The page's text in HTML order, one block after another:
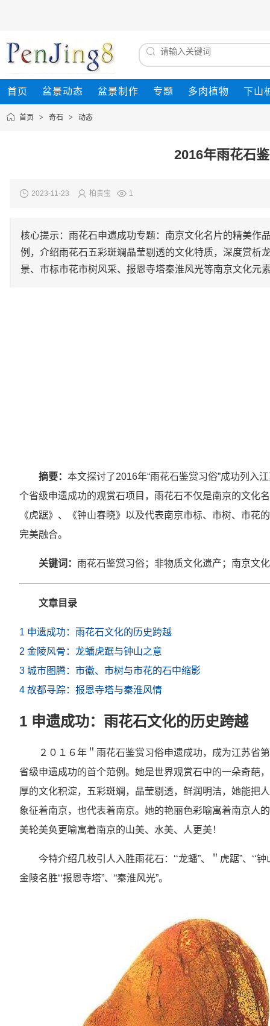
首页 盆景动态 盆景制作 专题 多肉植物 下山
首页 > 奇石 > 动态
2016年雨花石
2023-11-23 柏贵宝 1
核心提示：雨花石申遗成功专题：南京文化名片的精美作
例，介绍雨花石五彩斑斓晶莹剔透的文化特质，深度赏析
景、市标市花市树风采、报恩寺塔秦淮风光等南京文化元
摘要： 本文探讨了2016年“雨花石鉴赏习俗”成功列入
个省级申遗成功的观赏石项目，雨花石不仅是南京的文化
《虎踞》、《钟山春晓》以及代表南京市标、市树、市
完美融合。
关键词： 雨花石鉴赏习俗；非物质文化遗产；南京文
文章目录
1 申遗成功：雨花石文化的历史跨越
2 金陵风骨：龙蟠虎踞与钟山之意
3 城市图腾：市徽、市树与市花的石中缩影
4 故都寻踪：报恩寺塔与秦淮风情
1 申遗成功：雨花石文化的历史跨越
２０１６年＂雨花石鉴赏习俗申遗成功，成为江苏省
省级申遗成功的首个范例。她是世界观赏石中的一朵奇葩
厚的文化积淀，五彩斑斓，晶莹剔透，鲜润明洁，她能把
象征着南京，也代表着南京。她的艳丽色彩喻寓着南京人
美轮美奂更喻寓着南京的山美、水美、人更美！
今特介绍几枚引人入胜雨花石：‘‘龙蟠”、＂虎踞”、‘‘
金陵名胜‘‘报恩寺塔”、“秦淮风光”。